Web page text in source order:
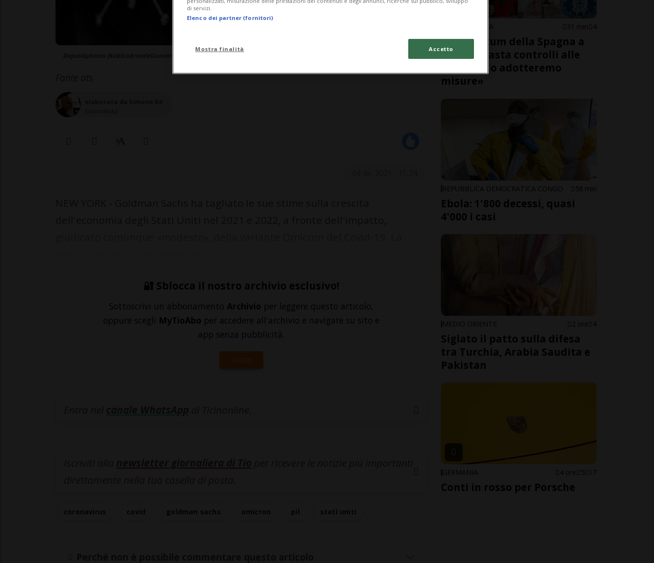
🔐 Sblocca il nostro archivio esclusivo!
Sottoscrivi un abbonamento Archivio per leggere questo articolo,
oppure scegli MyTioAbo per accedere all'archivio e navigare su sito e
app senza pubblicità.
ACCEDI
SPAGNA/ITALIA 31 min 4
L'ultimatum della Spagna a
Roma: «Basta controlli alle
frontiere o adotteremo
misure»
REPUBBLICA DEMOCRATICA CONGO 58 min
Ebola: 1'800 decessi, quasi
4'000 i casi
MEDIO ORIENTE 2 ore 4
Siglato il patto sulla difesa
tra Turchia, Arabia Saudita e
Pakistan
GERMANIA 4 ore 5 17
Conti in rosso per Porsche
di servizi.
Elenco dei partner (fornitori)
Mostra finalità Accetto